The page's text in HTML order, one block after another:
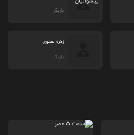
بازیگر
زهره صفوی
بازیگر